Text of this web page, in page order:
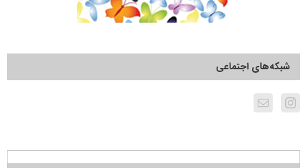
شبکه‌های اجتماعی